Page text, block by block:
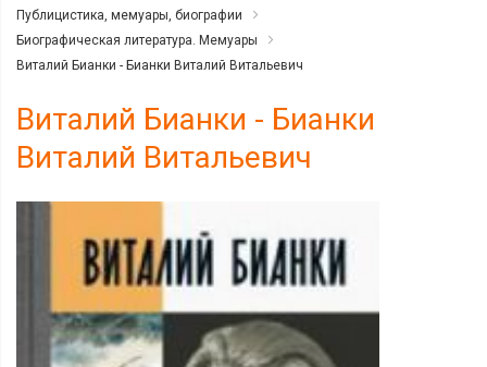
Публицистика, мемуары, биографии
Биографическая литература. Мемуары
Виталий Бианки - Бианки Виталий Витальевич
Виталий Бианки - Бианки
Виталий Витальевич